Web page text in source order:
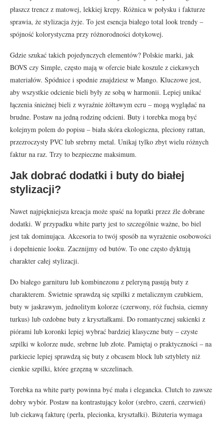
płaszcz trencz z matowej, lekkiej krepy. Różnica w połysku i fakturze
sprawia, że stylizacja żyje. To jest esencja białego total look trendy –
spójność kolorystyczna przy różnorodności dotykowej.
Gdzie szukać takich pojedynczych elementów? Polskie marki, jak
BOVS czy Simple, często mają w ofercie białe koszule z ciekawych
materiałów. Spódnice i spodnie znajdziesz w Mango. Kluczowe jest,
aby wszystkie odcienie bieli były ze sobą w harmonii. Lepiej unikać
łączenia śnieżnej bieli z wyraźnie żółtawym ecru – mogą wyglądać na
brudne. Postaw na jedną rodzinę odcieni. Buty i torebka mogą być
kolejnym polem do popisu – biała skóra ekologiczna, pleciony rattan,
przezroczysty PVC lub srebrny metal. Unikaj tylko zbyt wielu różnych
faktur na raz. Trzy to bezpieczne maksimum.
Jak dobrać dodatki i buty do białej
stylizacji?
Nawet najpiękniejsza kreacja może spaść na łopatki przez źle dobrane
dodatki. W przypadku white party jest to szczególnie ważne, bo biel
jest tak dominująca. Akcesoria to twój sposób na wyrażenie osobowości
i dopełnienie looku. Zacznijmy od butów. To one często dyktują
charakter całej stylizacji.
Do białego garnituru lub kombinezonu z peleryną pasują buty z
charakterem. Świetnie sprawdzą się szpilki z metalicznym czubkiem,
buty w jaskrawym, jednolitym kolorze (czerwony, róż fuchsia, ciemny
turkus) lub ozdobne buty z kryształkami. Do romantycznej sukienki z
piórami lub koronki lepiej wybrać bardziej klasyczne buty – czyste
szpilki w kolorze nude, srebrne lub złote. Pamiętaj o praktyczności – na
parkiecie lepiej sprawdzą się buty z obcasem block lub sztyblety niż
cienkie szpilki, które grzęzną w szczelinach.
Torebka na white party powinna być mała i elegancka. Clutch to zawsze
dobry wybór. Postaw na kontrastujący kolor (srebro, czerń, czerwień)
lub ciekawą fakturę (perła, plecionka, kryształki). Biżuteria wymaga